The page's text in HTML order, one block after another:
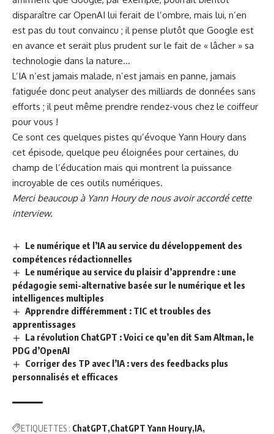
disparaître car OpenAI lui ferait de l’ombre, mais lui, n’en
est pas du tout convaincu ; il pense plutôt que Google est
en avance et serait plus prudent sur le fait de « lâcher » sa
technologie dans la nature…
L’IA n’est jamais malade, n’est jamais en panne, jamais
fatiguée donc peut analyser des milliards de données sans
efforts ; il peut même prendre rendez-vous chez le coiffeur
pour vous !
Ce sont ces quelques pistes qu’évoque Yann Houry dans
cet épisode, quelque peu éloignées pour certaines, du
champ de l’éducation mais qui montrent la puissance
incroyable de ces outils numériques.
Merci beaucoup à Yann Houry de nous avoir accordé cette
interview.
Le numérique et l’IA au service du développement des
compétences rédactionnelles
Le numérique au service du plaisir d’apprendre : une
pédagogie semi-alternative basée sur le numérique et les
intelligences multiples
Apprendre différemment : TIC et troubles des
apprentissages
La révolution ChatGPT : Voici ce qu’en dit Sam Altman, le
PDG d’OpenAI
Corriger des TP avec l’IA : vers des feedbacks plus
personnalisés et efficaces
ETIQUETTES : ChatGPT ChatGPT Yann Houry IA